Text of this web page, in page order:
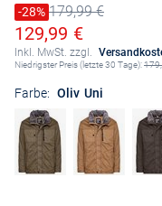
Preis reduziert um
-28%
Alter Preis179,99 €
Ermäßigter Preis
129,99 €
Inkl. MwSt. zzgl.
Niedrigster Preis (letzte 30 Tage):
Farbe: Oliv Uni